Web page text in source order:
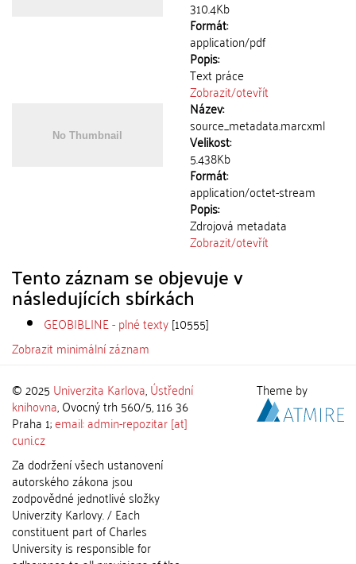
310.4Kb
Formát:
application/pdf
Popis:
Text práce
Zobrazit/otevřít
Název:
source_metadata.marcxml
Velikost:
5.438Kb
Formát:
application/octet-stream
Popis:
Zdrojová metadata
Zobrazit/otevřít
Tento záznam se objevuje v
následujících sbírkách
GEOBIBLINE - plné texty[10555]
Zobrazit minimální záznam
© 2025 Univerzita Karlova,Ústřední
knihovna, Ovocný trh 560/5, 116 36
Praha 1;email: admin-repozitar [at]
cuni.cz
Za dodržení všech ustanovení
autorského zákona jsou
zodpovědné jednotlivé složky
Univerzity Karlovy. / Each
constituent part of Charles
University is responsible for
Theme by